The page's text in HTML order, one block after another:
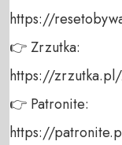
https://
👉 Zrzutka:
https://
👉 Patronite:
https://